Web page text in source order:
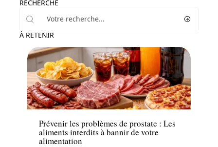
RECHERCHE
À RETENIR
Minceur
Prévenir les problèmes de prostate : Les
aliments interdits à bannir de votre
alimentation